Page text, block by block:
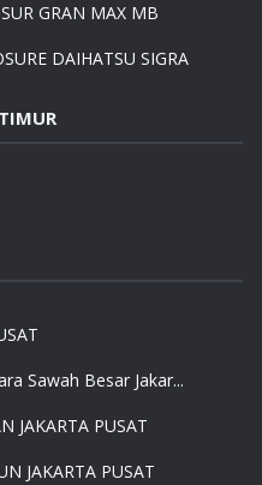
GRAN MAX MB
DAIHATSU SIGRA
Sawah Besar Jakar...
JAKARTA PUSAT
JAKARTA PUSAT